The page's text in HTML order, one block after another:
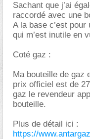
Sachant que j’ai
raccordé avec une
A la base c’est
qui m’est inutile en
Coté gaz :
Ma bouteille de gaz
prix officiel est de
gaz le revendeur
bouteille.
Plus de détail ici :
https://